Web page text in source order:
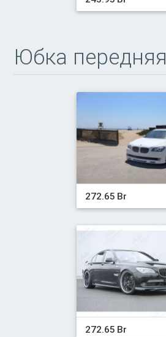
Юбка передняя
272.65 Br
272.65 Br